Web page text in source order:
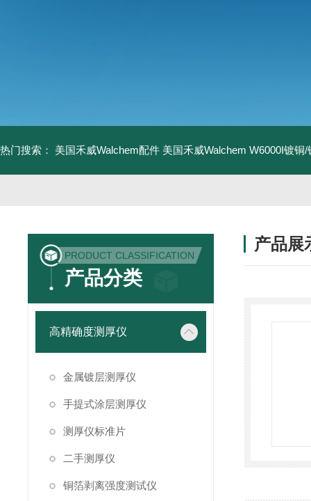
热门搜索： 美国禾威Walchem配件 美国禾威Walchem W6000I镀铜
PRODUCT CLASSIFICATION
产品分类
高精确度测厚仪
金属镀层测厚仪
手提式涂层测厚仪
测厚仪标准片
二手测厚仪
铜箔剥离强度测试仪
产品展